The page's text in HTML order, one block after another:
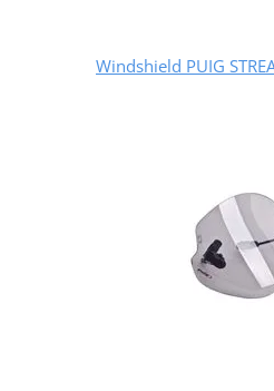
Windshield PUIG